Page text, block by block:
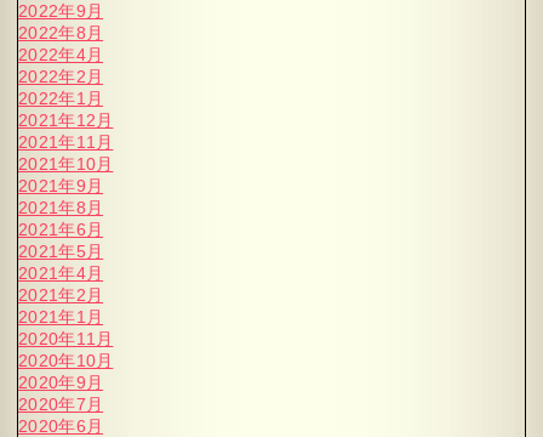
2022年9月
2022年8月
2022年4月
2022年2月
2022年1月
2021年12月
2021年11月
2021年10月
2021年9月
2021年8月
2021年6月
2021年5月
2021年4月
2021年2月
2021年1月
2020年11月
2020年10月
2020年9月
2020年7月
2020年6月